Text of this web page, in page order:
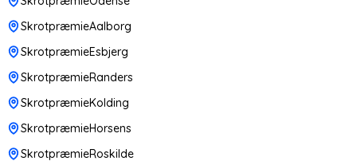
SkrotpræmieAalborg
SkrotpræmieEsbjerg
SkrotpræmieRanders
SkrotpræmieKolding
SkrotpræmieHorsens
SkrotpræmieRoskilde